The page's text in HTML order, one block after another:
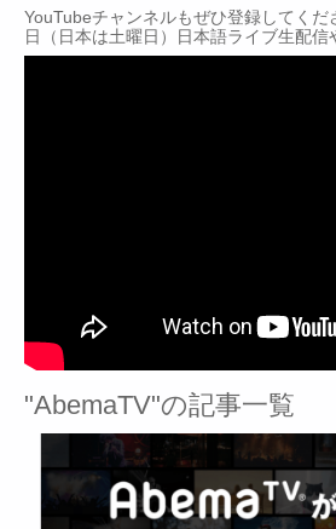
YouTubeチャンネルもぜひ登録してくだ
日（日本は土曜日）日本語ライブ生配信
"AbemaTV"の記事一覧